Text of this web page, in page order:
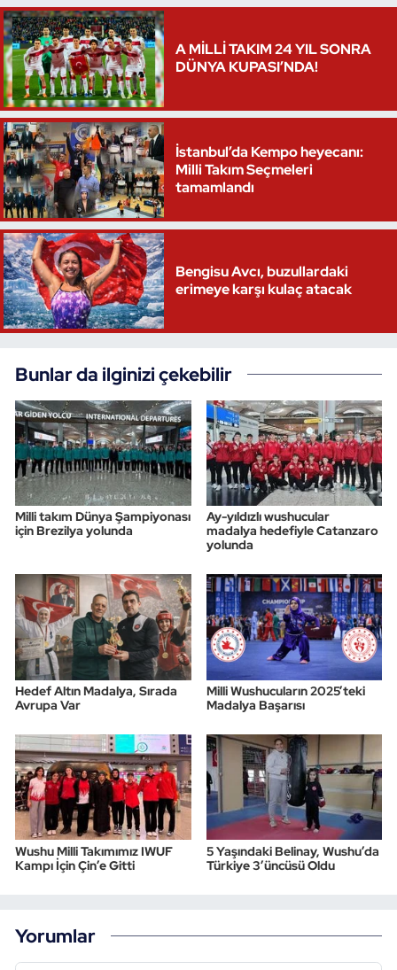
A MİLLİ TAKIM 24 YIL SONRA
DÜNYA KUPASI’NDA!
İstanbul’da Kempo heyecanı:
Milli Takım Seçmeleri
tamamlandı
Bengisu Avcı, buzullardaki
erimeye karşı kulaç atacak
Bunlar da ilginizi çekebilir
Milli takım Dünya Şampiyonası
için Brezilya yolunda
Ay-yıldızlı wushucular
madalya hedefiyle Catanzaro
yolunda
Hedef Altın Madalya, Sırada
Avrupa Var
Milli Wushucuların 2025’teki
Madalya Başarısı
Wushu Milli Takımımız IWUF
Kampı İçin Çin’e Gitti
5 Yaşındaki Belinay, Wushu’da
Türkiye 3’üncüsü Oldu
Yorumlar
Oryantiring
Özel Sporcular
Paralimpik
Ragbi
Satranç
Su Topu
Sualtı Sporları
Tenis
Triatlon
Voleybol
Vücut Geliştirme Fitness
Yelken
Yüzme